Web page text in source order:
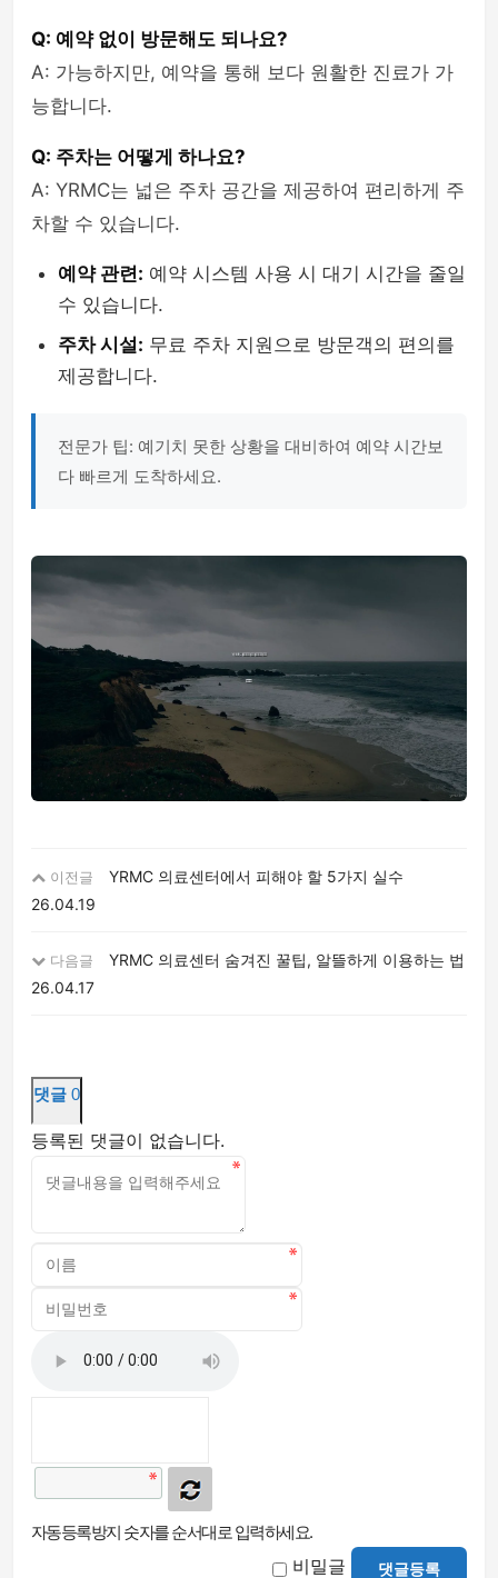
Q: 예약 없이 방문해도 되나요?
A: 가능하지만, 예약을 통해 보다 원활한 진료가 가
능합니다.
Q: 주차는 어떻게 하나요?
A: YRMC는 넓은 주차 공간을 제공하여 편리하게 주
차할 수 있습니다.
예약 관련: 예약 시스템 사용 시 대기 시간을 줄일
수 있습니다.
주차 시설: 무료 주차 지원으로 방문객의 편의를
제공합니다.
전문가 팁: 예기치 못한 상황을 대비하여 예약 시간보
다 빠르게 도착하세요.
이전글
YRMC 의료센터에서 피해야 할 5가지 실수
26.04.19
다음글
YRMC 의료센터 숨겨진 꿀팁, 알뜰하게 이용하는 법
26.04.17
댓글 0
등록된 댓글이 없습니다.
자동등록방지 숫자를 순서대로 입력하세요.
비밀글 댓글등록